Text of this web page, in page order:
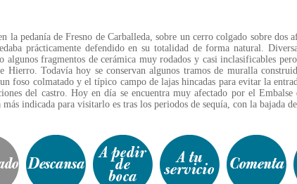
la pedanía de Fresno de Carballeda, sobre un cerro colgado sobre dos
prácticamente defendido en su totalidad de forma natural.
algunos fragmentos de cerámica muy rodados y casi inclasificables
Hierro. Todavía hoy se conservan algunos tramos de muralla
foso colmatado y el típico campo de lajas hincadas para evitar la
del castro. Hoy en día se encuentra muy afectado por el
más indicada para visitarlo es tras los periodos de sequía, con la bajada